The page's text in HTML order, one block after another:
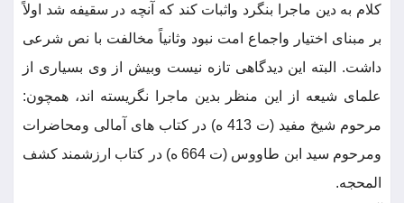
کلام به دین ماجرا بنگرد واثبات کند که آنچه در سقیفه شد اولاً
بر مبنای اختیار واجماع امت نبود وثانیاً مخالفت با نص شرعی
داشت. البته این دیدگاهی تازه نیست وبیش از وی بسیاری از
علمای شیعه از این منظر بدین ماجرا نگریسته اند، همچون:
مرحوم شیخ مفید (ت 413 ه) در کتاب های آمالی ومحاضرات
ومرحوم سید ابن طاووس (ت 664 ه) در کتاب ارزشمند کشف
المحجه.